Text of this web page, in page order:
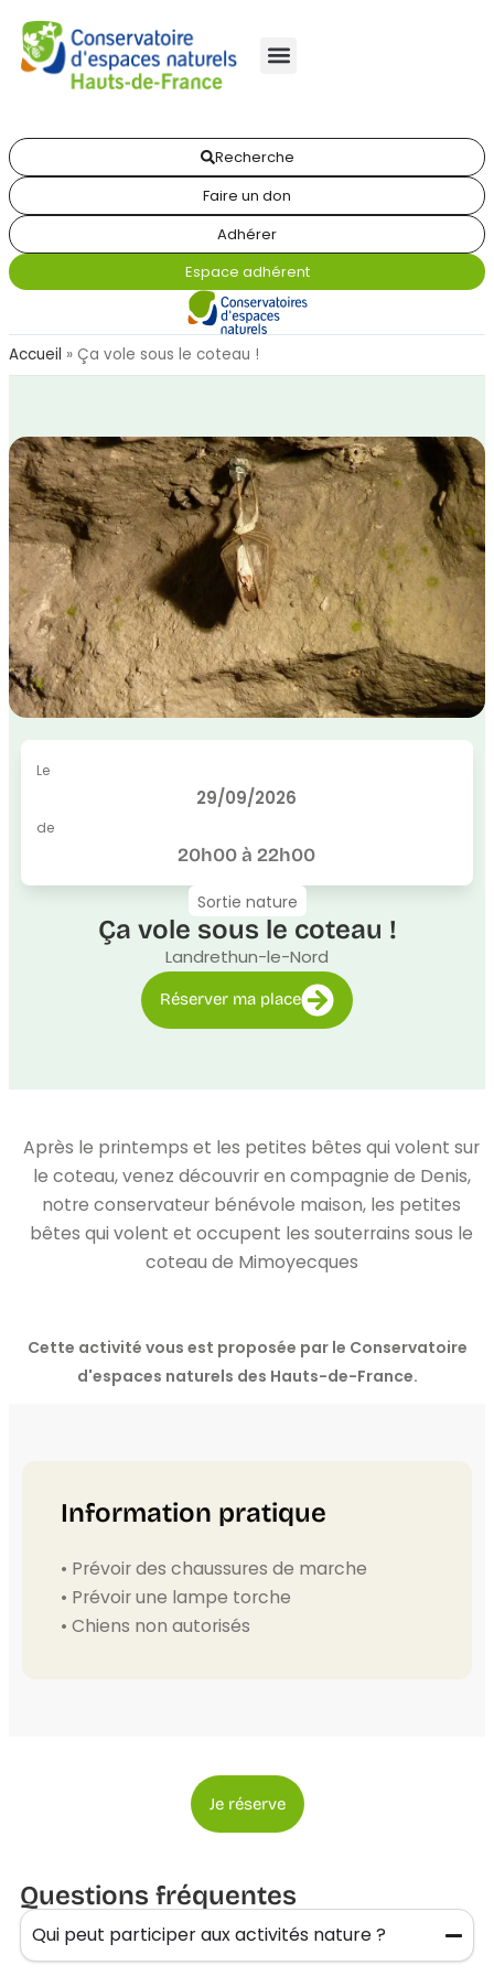
Recherche
Faire un don
Adhérer
Espace adhérent
Accueil » Ça vole sous le coteau !
Le
29/09/2026
de
20h00 à 22h00
Sortie nature
Ça vole sous le coteau !
Landrethun-le-Nord
Réserver ma place
Après le printemps et les petites bêtes qui volent sur
le coteau, venez découvrir en compagnie de Denis,
notre conservateur bénévole maison, les petites
bêtes qui volent et occupent les souterrains sous le
coteau de Mimoyecques
Cette activité vous est proposée par le Conservatoire
d'espaces naturels des Hauts-de-France.
Information pratique
• Prévoir des chaussures de marche
• Prévoir une lampe torche
• Chiens non autorisés
Je réserve
Questions fréquentes
Qui peut participer aux activités nature ?